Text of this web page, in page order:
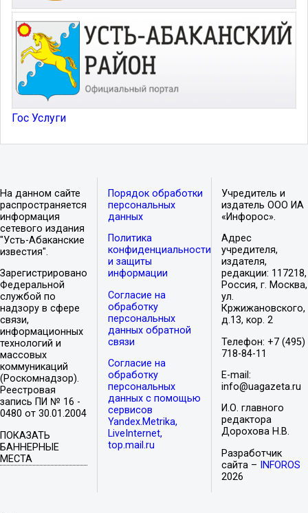
Гос Услуги
На данном сайте
распространяется
информация
сетевого издания
"Усть-Абаканские
известия".
Зарегистрировано
Федеральной
службой по
надзору в сфере
связи,
информационных
технологий и
массовых
коммуникаций
(Роскомнадзор).
Реестровая
запись ПИ № 16 -
0480 от 30.01.2004
ПОКАЗАТЬ
БАННЕРНЫЕ
МЕСТА
Порядок обработки
персональных
данных
Политика
конфиденциальности
и защиты
информации
Согласие на
обработку
персональных
данных обратной
связи
Согласие на
обработку
персональных
данных с помощью
сервисов
Yandex.Metrika,
LiveInternet,
top.mail.ru
Учредитель и
издатель ООО ИА
«Инфорос».
Адрес
учредителя,
издателя,
редакции: 117218,
Россия, г. Москва,
ул.
Кржижановского,
д.13, кор. 2
Телефон: +7 (495)
718-84-11
E-mail:
info@uagazeta.ru
И.О. главного
редактора
Дорохова Н.В.
Разработчик
сайта –
INFOROS
2026